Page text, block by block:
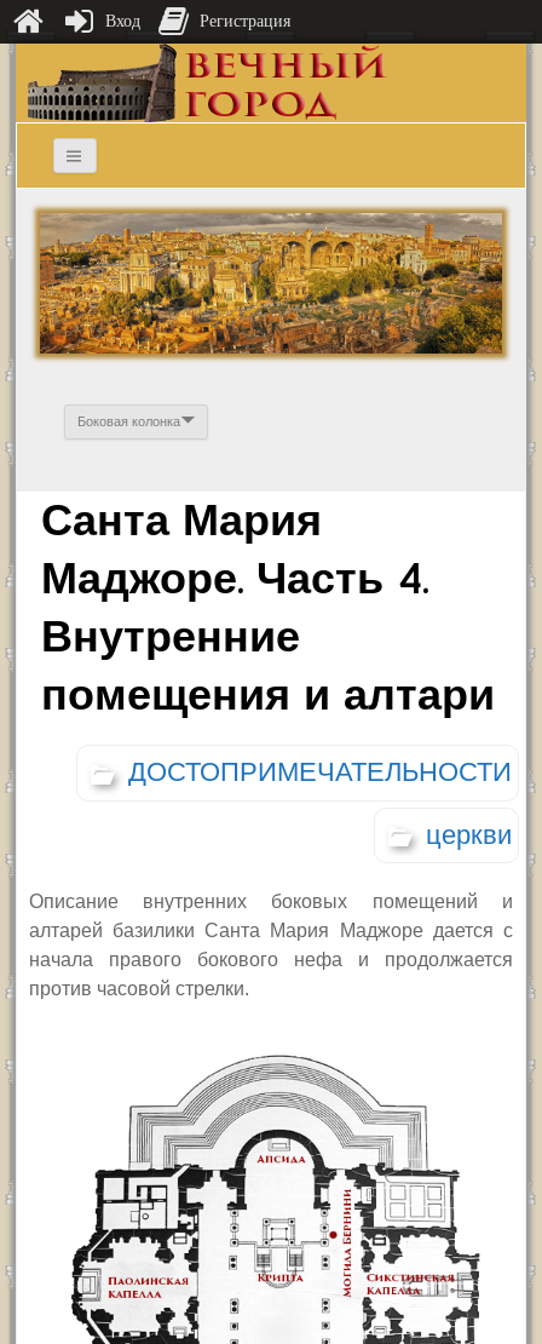
Боковая колонка
Санта Мария
Маджоре. Часть 4.
Внутренние
помещения и алтари
ДОСТОПРИМЕЧАТЕЛЬНОСТИ
церкви
Описание внутренних боковых помещений и
алтарей базилики Санта Мария Маджоре дается с
начала правого бокового нефа и продолжается
против часовой стрелки.
Вход Регистрация